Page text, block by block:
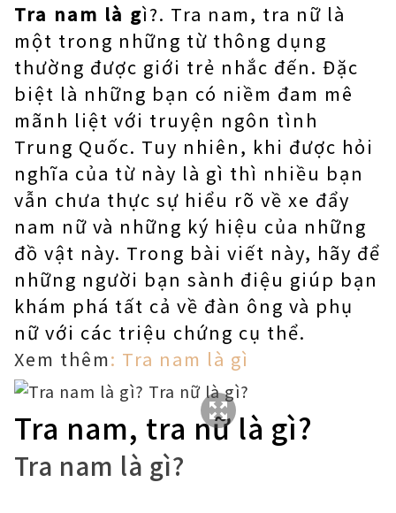
Tra nam là gì?. Tra nam, tra nữ là
một trong những từ thông dụng
thường được giới trẻ nhắc đến. Đặc
biệt là những bạn có niềm đam mê
mãnh liệt với truyện ngôn tình
Trung Quốc. Tuy nhiên, khi được hỏi
nghĩa của từ này là gì thì nhiều bạn
vẫn chưa thực sự hiểu rõ về xe đẩy
nam nữ và những ký hiệu của những
đồ vật này. Trong bài viết này, hãy để
những người bạn sành điệu giúp bạn
khám phá tất cả về đàn ông và phụ
nữ với các triệu chứng cụ thể.
Xem thêm: Tra nam là gì
Tra nam, tra nữ là gì?
Tra nam là gì?